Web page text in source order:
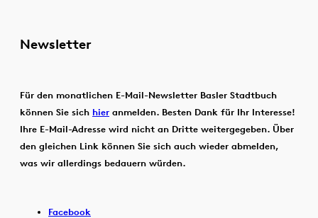
Newsletter
Für den monatlichen E-Mail-Newsletter Basler Stadtbuch
können Sie sich hier anmelden. Besten Dank für Ihr Interesse!
Ihre E-Mail-Adresse wird nicht an Dritte weitergegeben. Über
den gleichen Link können Sie sich auch wieder abmelden,
was wir allerdings bedauern würden.
Facebook